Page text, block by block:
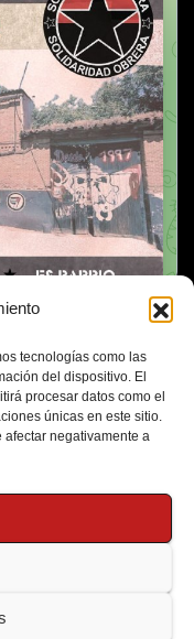
tecnologías como las
del dispositivo. El
procesar datos como el
únicas en este sitio.
afectar negativamente a